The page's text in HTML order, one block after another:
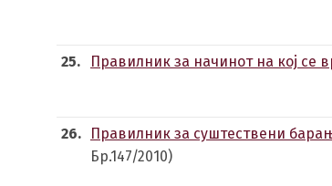
25. Правилник за начинот на кој се
26. Правилник за суштествени
Бр.147/2010)